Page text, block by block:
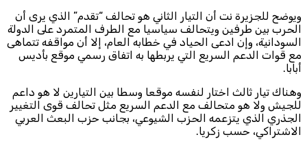
ويوضح للجزيرة نت أن التيار الثاني هو تحالف “تقدم” الذي يرى أن
الحرب بين طرفين ويتحالف سياسيا مع الطرف المتمرد على الدولة
السودانية، وإن ادعى الحياد في خطابه العام، إلا أن مواقفه تتماهى
مع قوات الدعم السريع التي يربطها به اتفاق رسمي موقع بأديس
أبابا.
وهناك تيار ثالث اختار لنفسه موقعا وسطا بين التيارين لا هو داعم
للجيش ولا هو متحالف مع الدعم السريع مثل تحالف قوى التغيير
الجذري الذي يتزعمه الحزب الشيوعي، بجانب حزب البعث العربي
الاشتراكي، حسب زكريا.